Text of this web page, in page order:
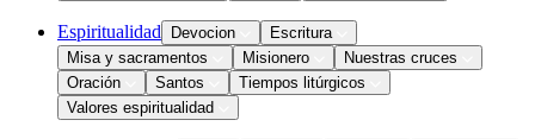
Espiritualidad Devocion
Escritura
Misa y sacramentos
Misionero
Nuestras cruces
Oración
Santos
Tiempos litúrgicos
Valores espiritualidad